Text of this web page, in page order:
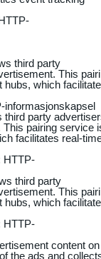
third party
This
hubs, which
informasjonskapsel
third party
pairing service
facilitates real-
HTTP-
third party
This
hubs, which
HTTP-
content on
the ads and